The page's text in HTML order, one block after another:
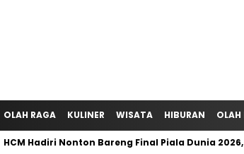
OLAH RAGA KULINER WISATA HIBURAN OLAH
Hadiri Nonton Bareng Final Piala Dunia 2026,